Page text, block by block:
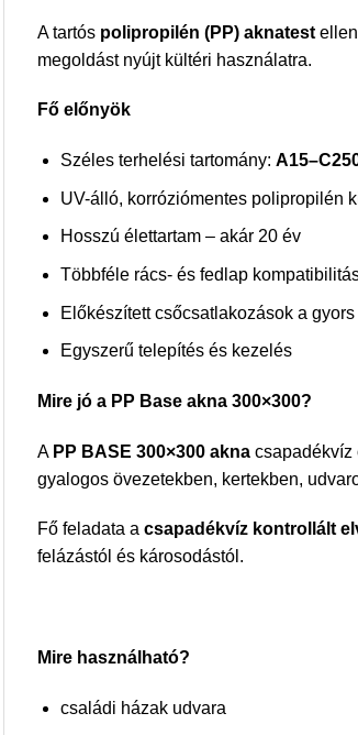
A tartós polipropilén (PP) aknatest
megoldást nyújt kültéri használatra.
Fő előnyök
Széles terhelési tartomány:
UV-álló, korróziómentes polipropilén
Hosszú élettartam – akár 20 év
Többféle rács- és fedlap
Előkészített csőcsatlakozások a
Egyszerű telepítés és kezelés
Mire jó a PP Base akna 300×300?
A PP BASE 300×300 akna csapadékvíz
gyalogos övezetekben, kertekben,
Fő feladata a csapadékvíz kontrollált
felázástól és károsodástól.
Mire használható?
családi házak udvara